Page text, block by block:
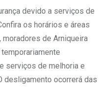
devido a serviços de
os horários e áreas
de Arniqueira
serviços de melhoria e
desligamento ocorrerá das